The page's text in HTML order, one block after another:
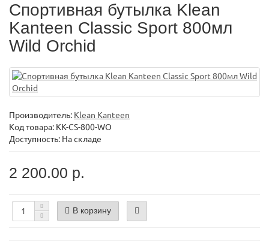
Спортивная бутылка Klean
Kanteen Classic Sport 800мл
Wild Orchid
Производитель: Klean Kanteen
Код товара: KK-CS-800-WO
Доступность: На складе
2 200.00 р.
В корзину